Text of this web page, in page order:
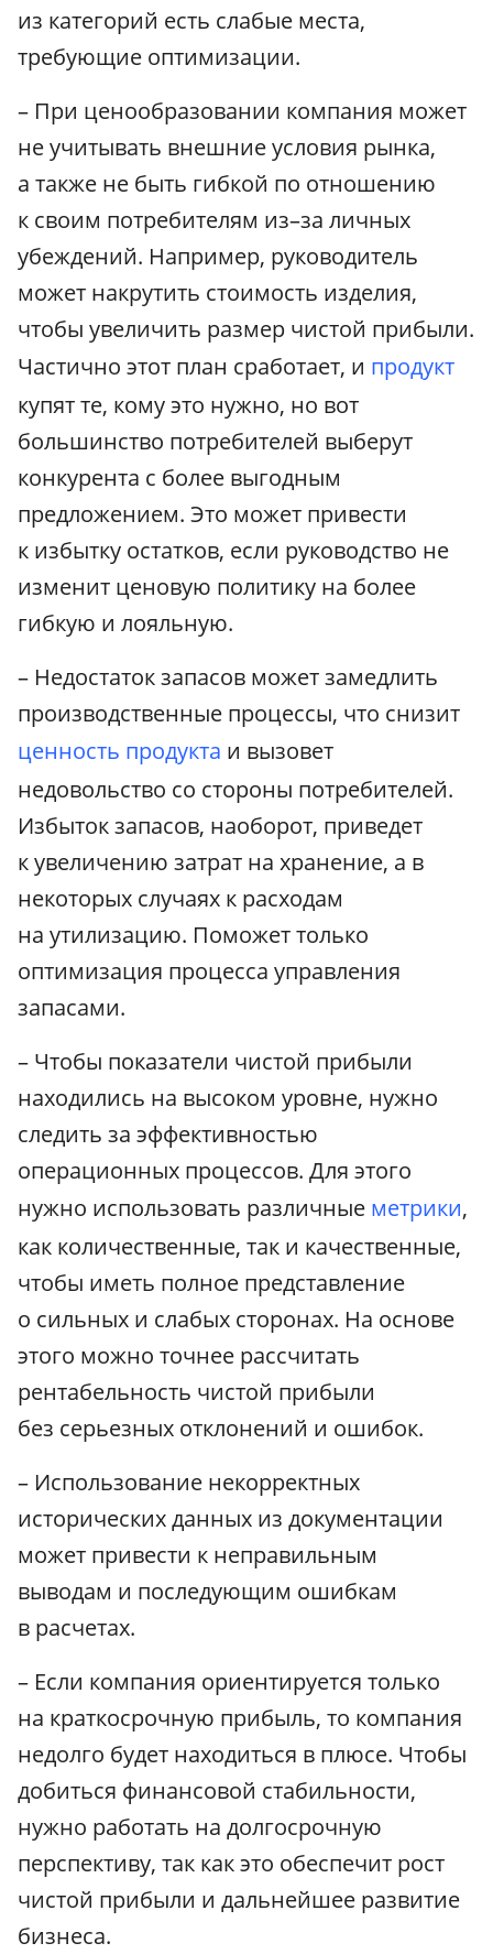
из категорий есть слабые места,
требующие оптимизации.
– При ценообразовании компания может
не учитывать внешние условия рынка,
а также не быть гибкой по отношению
к своим потребителям из–за личных
убеждений. Например, руководитель
может накрутить стоимость изделия,
чтобы увеличить размер чистой прибыли.
Частично этот план сработает, и продукт
купят те, кому это нужно, но вот
большинство потребителей выберут
конкурента с более выгодным
предложением. Это может привести
к избытку остатков, если руководство не
изменит ценовую политику на более
гибкую и лояльную.
– Недостаток запасов может замедлить
производственные процессы, что снизит
ценность продукта и вызовет
недовольство со стороны потребителей.
Избыток запасов, наоборот, приведет
к увеличению затрат на хранение, а в
некоторых случаях к расходам
на утилизацию. Поможет только
оптимизация процесса управления
запасами.
– Чтобы показатели чистой прибыли
находились на высоком уровне, нужно
следить за эффективностью
операционных процессов. Для этого
нужно использовать различные метрики,
как количественные, так и качественные,
чтобы иметь полное представление
о сильных и слабых сторонах. На основе
этого можно точнее рассчитать
рентабельность чистой прибыли
без серьезных отклонений и ошибок.
– Использование некорректных
исторических данных из документации
может привести к неправильным
выводам и последующим ошибкам
в расчетах.
– Если компания ориентируется только
на краткосрочную прибыль, то компания
недолго будет находиться в плюсе. Чтобы
добиться финансовой стабильности,
нужно работать на долгосрочную
перспективу, так как это обеспечит рост
чистой прибыли и дальнейшее развитие
бизнеса.